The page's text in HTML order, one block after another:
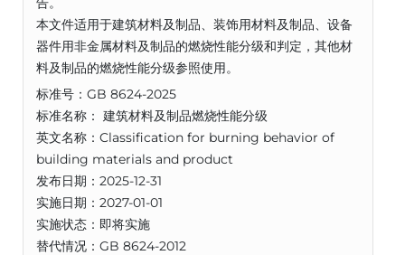
本文件适用于建筑材料及制品、装饰用材料及制品、设备
器件用非金属材料及制品的燃烧性能分级和判定，其他材
料及制品的燃烧性能分级参照使用。
标准号：GB 8624-2025
标准名称： 建筑材料及制品燃烧性能分级
英文名称：Classification for burning behavior of
building materials and product
发布日期：2025-12-31
实施日期：2027-01-01
实施状态：即将实施
替代情况：GB 8624-2012